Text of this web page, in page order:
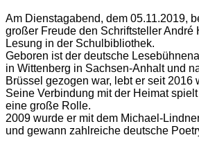
Am Dienstagabend, dem 05.11.2019,
großer Freude den Schriftsteller André
Lesung in der Schulbibliothek.
Geboren ist der deutsche
in Wittenberg in Sachsen-Anhalt und
Brüssel gezogen war, lebt er seit 2016
Seine Verbindung mit der Heimat
eine große Rolle.
2009 wurde er mit dem Michael-
und gewann zahlreiche deutsche